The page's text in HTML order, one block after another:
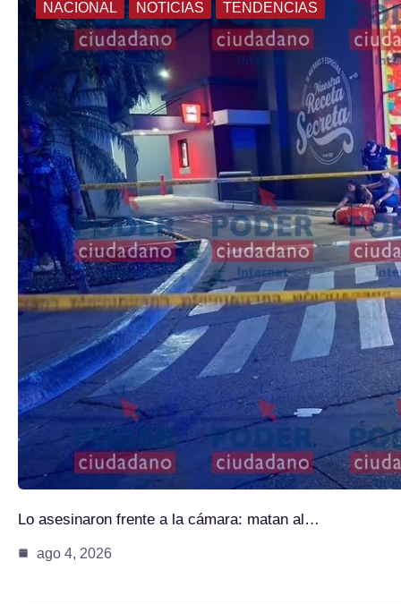
NACIONAL NOTICIAS TENDENCIAS
Lo asesinaron frente a la cámara: matan al…
ago 4, 2026